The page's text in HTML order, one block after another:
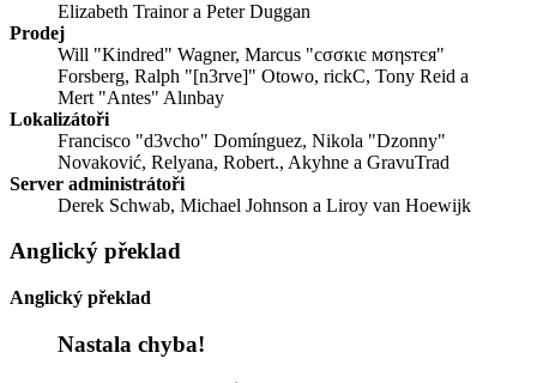
Elizabeth Trainor a Peter Duggan
Prodej
Will "Kindred" Wagner, Marcus "cσσкιє мσηѕтєя"
Forsberg, Ralph "[n3rve]" Otowo, rickC, Tony Reid a
Mert "Antes" Alınbay
Lokalizátoři
Francisco "d3vcho" Domínguez, Nikola "Dzonny"
Novaković, Relyana, Robert., Akyhne a GravuTrad
Server administrátoři
Derek Schwab, Michael Johnson a Liroy van Hoewijk
Anglický překlad
Anglický překlad
Nastala chyba!